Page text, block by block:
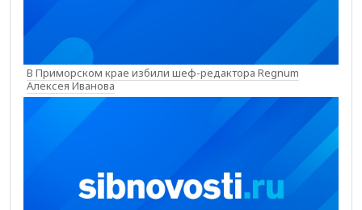
В Приморском крае избили шеф-редактора Regnum
Алексея Иванова